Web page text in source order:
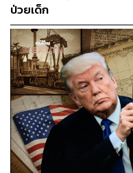
ข้อควรระวัง:สำหรับการ
ไป ควรบริจาคผ่าน ระบบ
ความสะดวกและเป็นหลัก
2. กรอกข้อมูลการลดหย่
เมื่อถึงเวลายื่นภาษีประจ
บริจาคมาใช้ในการกรอ
(ภ.ง.ด.90 หรือ ภ.ง.ด
ป่วยเด็ก